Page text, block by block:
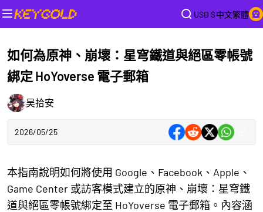
USD $中文繁體
如何為原神、崩壞：星穹鐵道與絕區零帳號
綁定 HoYoverse 電子郵箱
吴拾安
2026/05/25
本指南說明如何將使用 Google、Facebook、Apple、
Game Center 或訪客模式建立的原神、崩壞：星穹鐵
道與絕區零帳號綁定至 HoYoverse 電子郵箱。內容涵